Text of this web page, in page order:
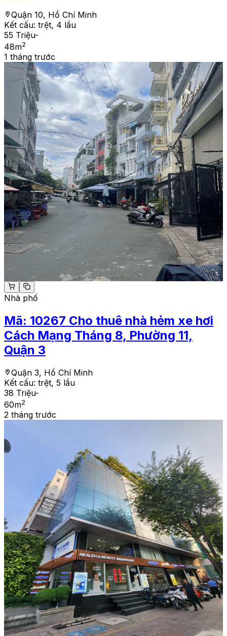
Quận 10, Hồ Chí Minh
Kết cấu: trệt, 4 lầu
55 Triệu-
48m2
1 tháng trước
Nhà phố
Mã: 10267 Cho thuê nhà hẻm xe hơi
Cách Mạng Tháng 8, Phường 11,
Quận 3
Quận 3, Hồ Chí Minh
Kết cấu: trệt, 5 lầu
38 Triệu-
60m2
2 tháng trước